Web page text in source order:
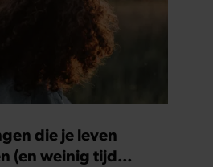
die je leven
(en weinig tijd